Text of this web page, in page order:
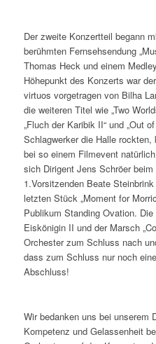
Der zweite Konzertteil begann
berühmten Fernsehsendung
Thomas Heck und einem
Höhepunkt des Konzerts war
virtuos vorgetragen von Bilha
die weiteren Titel wie „Two
„Fluch der Karibik II“ und „Out
Schlagwerker die Halle
bei so einem Filmevent
sich Dirigent Jens Schröer
1.Vorsitzenden Beate
letzten Stück „Moment for
Publikum Standing Ovation. Die
Eiskönigin II und der Marsch
Orchester zum Schluss nach
dass zum Schluss nur noch
Abschluss!
Wir bedanken uns bei unserem
Kompetenz und Gelassenheit